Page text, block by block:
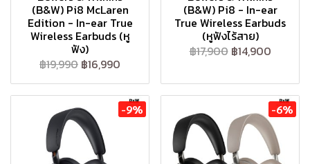
(B&W) Pi8 McLaren
Edition - In-ear True
Wireless Earbuds (หู
ฟัง)
฿19,990 ฿16,990
(B&W) Pi8 - In-ear
True Wireless Earbuds
(หูฟังไร้สาย)
฿17,900 ฿14,900
-9% -6%